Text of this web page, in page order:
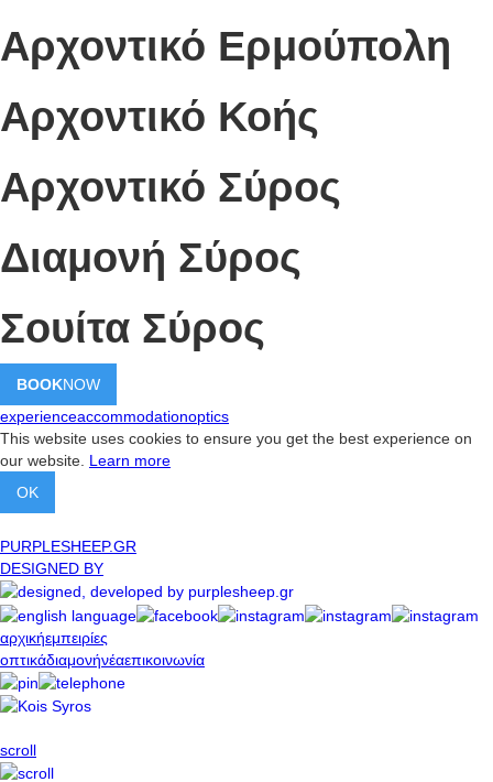
Αρχοντικό Ερμούπολη
Αρχοντικό Κοής
Αρχοντικό Σύρος
Διαμονή Σύρος
Σουίτα Σύρος
BOOKNOW
experienceaccommodationoptics
This website uses cookies to ensure you get the best experience on
our website. Learn more
OK
PURPLESHEEP.GR
DESIGNED BY
αρχικήεμπειρίες
οπτικάδιαμονήνέαεπικοινωνία
scroll